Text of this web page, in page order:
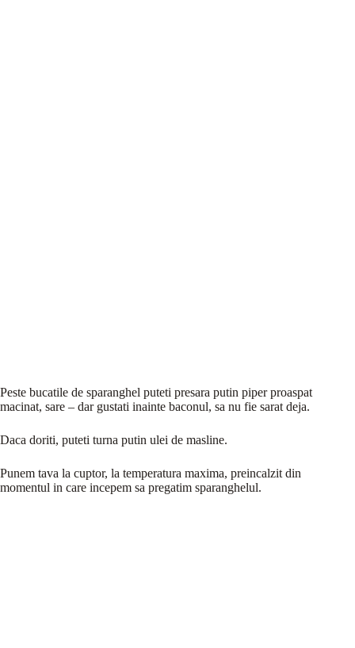
Peste bucatile de sparanghel puteti presara putin piper proaspat
macinat, sare – dar gustati inainte baconul, sa nu fie sarat deja.
Daca doriti, puteti turna putin ulei de masline.
Punem tava la cuptor, la temperatura maxima, preincalzit din
momentul in care incepem sa pregatim sparanghelul.